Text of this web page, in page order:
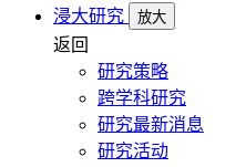
浸大研究
放大
返回
研究策略
跨学科研究
研究最新消息
研究活动